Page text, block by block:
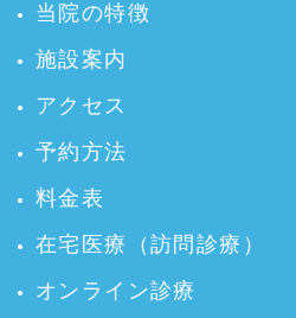
当院の特徴
施設案内
アクセス
予約方法
料金表
在宅医療（訪問診療）
オンライン診療